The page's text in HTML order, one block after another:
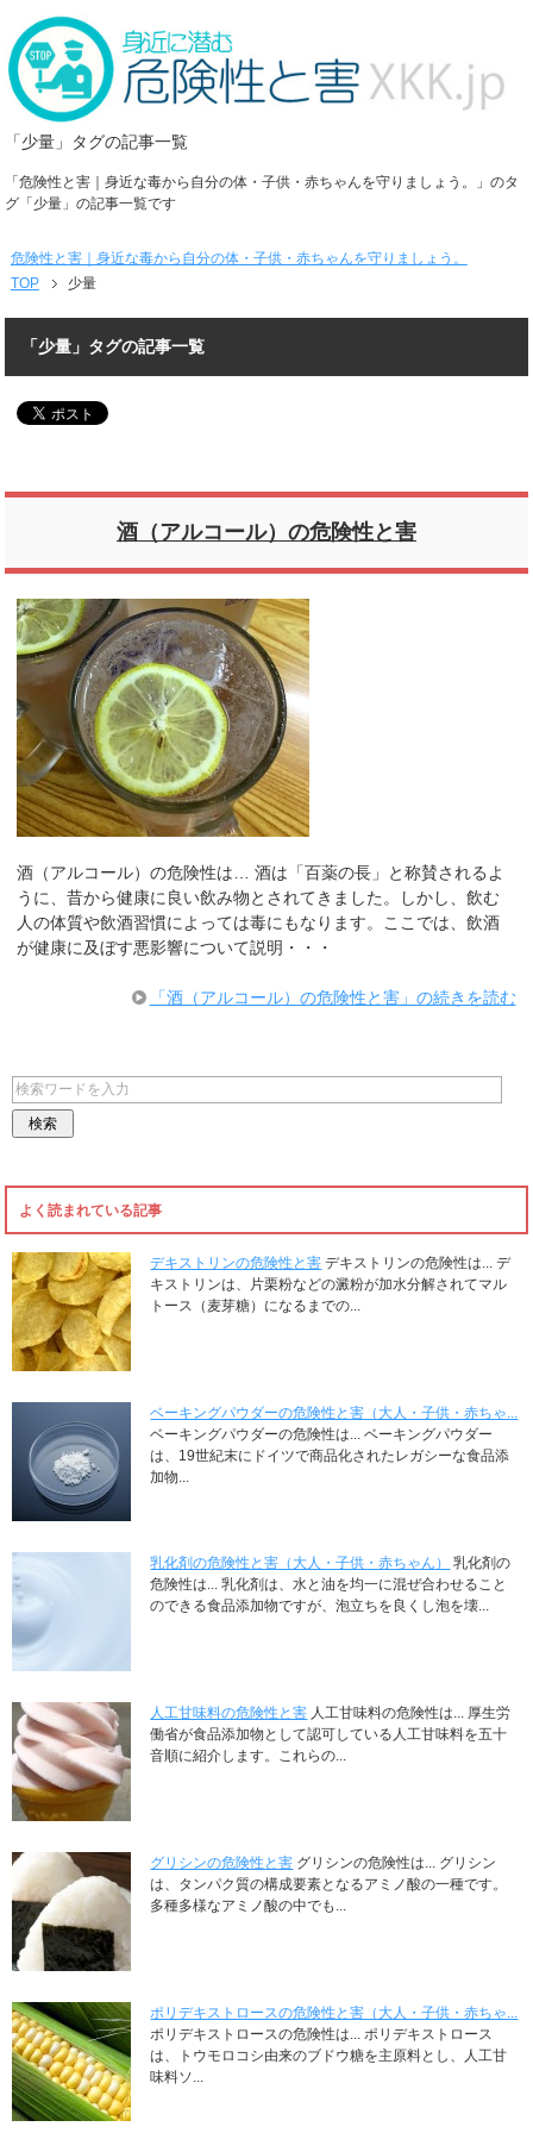
「少量」タグの記事一覧
「危険性と害｜身近な毒から自分の体・子供・赤ちゃんを守りましょう。」のタ
グ「少量」の記事一覧です
危険性と害｜身近な毒から自分の体・子供・赤ちゃんを守りましょう。
TOP
少量
「少量」タグの記事一覧
酒（アルコール）の危険性と害
酒（アルコール）の危険性は… 酒は「百薬の長」と称賛されるよ
うに、昔から健康に良い飲み物とされてきました。しかし、飲む
人の体質や飲酒習慣によっては毒にもなります。ここでは、飲酒
が健康に及ぼす悪影響について説明・・・
「酒（アルコール）の危険性と害」の続きを読む
よく読まれている記事
デキストリンの危険性と害 デキストリンの危険性は... デ
キストリンは、片栗粉などの澱粉が加水分解されてマル
トース（麦芽糖）になるまでの...
ベーキングパウダーの危険性と害（大人・子供・赤ちゃ...
ベーキングパウダーの危険性は... ベーキングパウダー
は、19世紀末にドイツで商品化されたレガシーな食品添
加物...
乳化剤の危険性と害（大人・子供・赤ちゃん）
乳化剤の
危険性は... 乳化剤は、水と油を均一に混ぜ合わせること
のできる食品添加物ですが、泡立ちを良くし泡を壊...
人工甘味料の危険性と害 人工甘味料の危険性は... 厚生労
働省が食品添加物として認可している人工甘味料を五十
音順に紹介します。これらの...
グリシンの危険性と害 グリシンの危険性は... グリシン
は、タンパク質の構成要素となるアミノ酸の一種です。
多種多様なアミノ酸の中でも...
ポリデキストロースの危険性と害（大人・子供・赤ちゃ...
ポリデキストロースの危険性は... ポリデキストロース
は、トウモロコシ由来のブドウ糖を主原料とし、人工甘
味料ソ...